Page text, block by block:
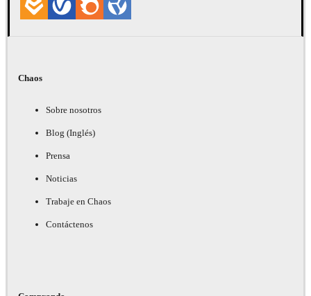
Chaos
Sobre nosotros
Blog (Inglés)
Prensa
Noticias
Trabaje en Chaos
Contáctenos